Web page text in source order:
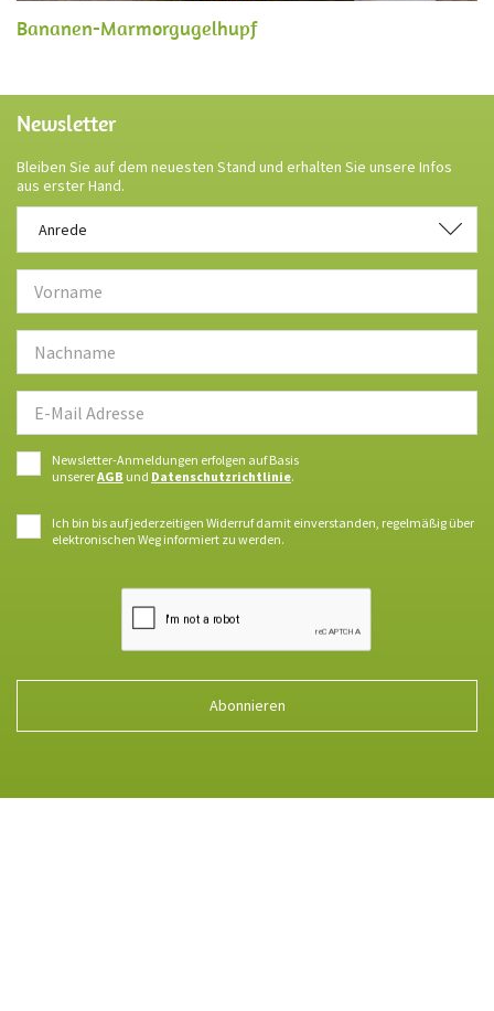
Bananen-Marmorgugelhupf
Newsletter
Bleiben Sie auf dem neuesten Stand und erhalten Sie unsere Infos
aus erster Hand.
Anrede
Newsletter-Anmeldungen erfolgen auf Basis
unsererAGB und Datenschutzrichtlinie.
Ich bin bis auf jederzeitigen Widerruf damit einverstanden, regelmäßig über
elektronischen Weg informiert zu werden.
Abonnieren